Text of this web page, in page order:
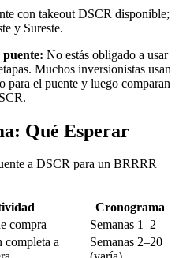
con takeout DSCR disponible;
y Sureste.
puente: No estás obligado a usar
Muchos inversionistas usan
para el puente y luego comparan
Qué Esperar
a DSCR para un BRRRR
Cronograma
compra
Semanas 1–2
completa a
Semanas 2–20